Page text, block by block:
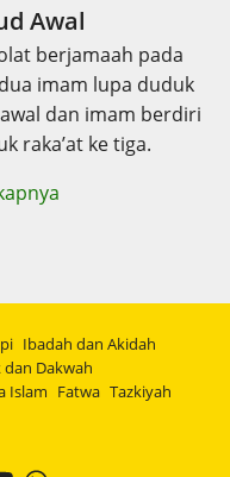
Awal
berjamaah pada
imam lupa duduk
dan imam berdiri
raka’at ke tiga.
Ibadah dan Akidah
dan Dakwah
Islam Fatwa Tazkiyah